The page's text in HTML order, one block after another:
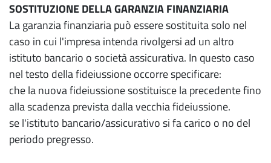
SOSTITUZIONE DELLA GARANZIA FINANZIARIA
La garanzia finanziaria può essere sostituita solo nel
caso in cui l'impresa intenda rivolgersi ad un altro
istituto bancario o società assicurativa. In questo caso
nel testo della fideiussione occorre specificare:
che la nuova fideiussione sostituisce la precedente fino
alla scadenza prevista dalla vecchia fideiussione.
se l'istituto bancario/assicurativo si fa carico o no del
periodo pregresso.